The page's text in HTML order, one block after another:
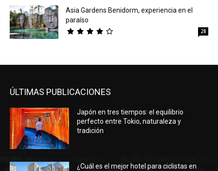
Asia Gardens Benidorm, experiencia en el
paraíso
28
ÚLTIMAS PUBLICACIONES
Japón en tres tiempos: el equilibrio
perfecto entre Tokio, naturaleza y
tradición
¿Cuál es el mejor hotel para ciclistas en